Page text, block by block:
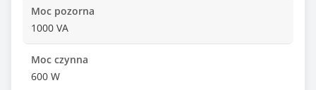
Moc pozorna
1000 VA
Moc czynna
600 W